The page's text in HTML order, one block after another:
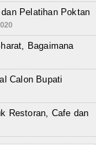
Pelatihan Poktan
Bagaimana
Calon Bupati
Restoran, Cafe dan